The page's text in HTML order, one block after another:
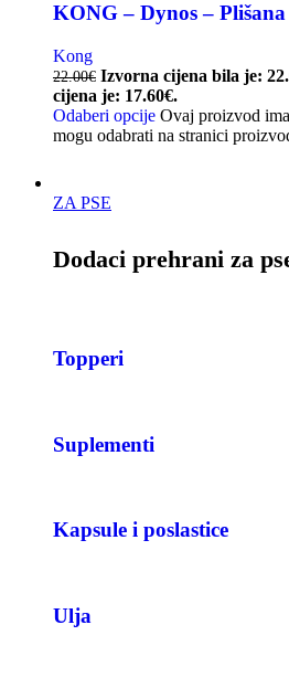
KONG – Dynos –
Kong
22.00€ Izvorna cijena bila je:
cijena je: 17.60€.
Odaberi opcije Ovaj proizvod
mogu odabrati na stranici
ZA PSE
Dodaci prehrani za
Topperi
Suplementi
Kapsule i poslastice
Ulja